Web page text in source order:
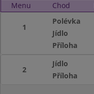
Menu
Chod
1
Polévka
Jídlo
Příloha
2
Jídlo
Příloha